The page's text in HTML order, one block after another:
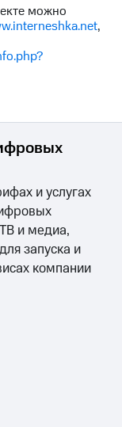
можно
,
и услугах
и медиа,
запуска и
компании